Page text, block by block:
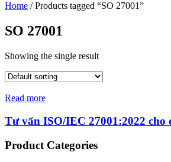
Home / Products tagged “SO 27001”
SO 27001
Showing the single result
Read more
Tư vấn ISO/IEC 27001:2022
Product Categories